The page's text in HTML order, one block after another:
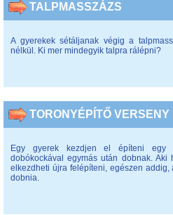
TALPMASSZÁZS
A gyerekek sétáljanak végig a
nélkül. Ki mer mindegyik talpra rálépni?
TORONYÉPÍTŐ VERSENY
Egy gyerek kezdjen el építeni egy
dobókockával egymás után dobnak.
elkezdheti újra felépíteni, egészen
dobnia.